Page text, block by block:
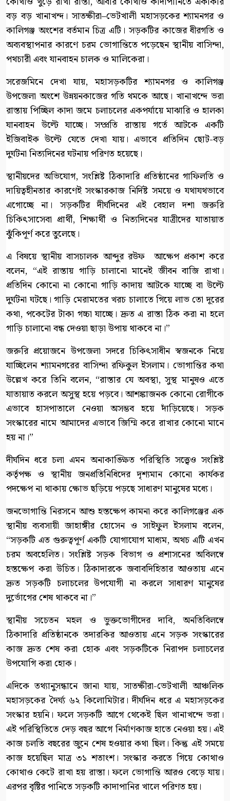
বড় বড় খানাখন্দ। সাতক্ষীরা–ভেটখালী মহাসড়কের শ্যামনগর ও
কালিগঞ্জ অংশের বর্তমান চিত্র এটি। সড়কটির কাজের ধীরগতি ও
অব্যবস্থাপনার কারণে চরম ভোগান্তিতে পড়েছেন স্থানীয় বাসিন্দা,
পথচারী এবং যানবাহন চালক ও মালিকেরা।
​সরেজমিনে দেখা যায়, মহাসড়কটির শ্যামনগর ও কালিগঞ্জ
উপজেলা অংশে উন্নয়নকাজের গতি থমকে আছে। খানাখন্দে ভরা
রাস্তায় পিচ্ছিল কাদা জমে চলাচলের একপর্যায়ে মাঝারি ও হালকা
যানবাহন উল্টে যাচ্ছে। সম্প্রতি রাস্তায় গর্তে আটকে একটি
ইজিবাইক উল্টে যেতে দেখা যায়। এভাবে প্রতিদিন ছোট-বড়
দুর্ঘটনা নিত্যদিনের ঘটনায় পরিণত হয়েছে।
​স্থানীয়দের অভিযোগ, সংশ্লিষ্ট ঠিকাদারি প্রতিষ্ঠানের গাফিলতি ও
দায়িত্বহীনতার কারণেই সংস্কারকাজ নির্দিষ্ট সময়ে ও যথাযথভাবে
এগোচ্ছে না। সড়কটির দীর্ঘদিনের এই বেহাল দশা জরুরি
চিকিৎসাসেবা প্রার্থী, শিক্ষার্থী ও নিত্যদিনের যাত্রীদের যাতায়াত
ঝুঁকিপূর্ণ করে তুলেছে।
​এ বিষয়ে স্থানীয় বাসচালক আব্দুর রউফ আক্ষেপ প্রকাশ করে
বলেন, “এই রাস্তায় গাড়ি চালানো মানেই জীবন বাজি রাখা।
প্রতিদিন কোনো না কোনো গাড়ি কাদায় আটকে যাচ্ছে বা উল্টে
দুর্ঘটনা ঘটছে। গাড়ি মেরামতের খরচ চালাতে গিয়ে লাভ তো দূরের
কথা, পকেটের টাকা গচ্চা যাচ্ছে। দ্রুত এ রাস্তা ঠিক করা না হলে
গাড়ি চালানো বন্ধ দেওয়া ছাড়া উপায় থাকবে না।”
​জরুরি প্রয়োজনে উপজেলা সদরে চিকিৎসাধীন স্বজনকে নিয়ে
যাচ্ছিলেন শ্যামনগরের বাসিন্দা রফিকুল ইসলাম। ভোগান্তির কথা
উল্লেখ করে তিনি বলেন, “রাস্তার যে অবস্থা, সুস্থ মানুষও এতে
যাতায়াত করলে অসুস্থ হয়ে পড়বে। আশঙ্কাজনক কোনো রোগীকে
এভাবে হাসপাতালে নেওয়া অসম্ভব হয়ে দাঁড়িয়েছে। সড়ক
সংস্কারের নামে আমাদের এভাবে জিম্মি করে রাখার কোনো মানে
হয় না।”
​দীর্ঘদিন ধরে চলা এমন অনাকাঙ্ক্ষিত পরিস্থিতি সত্ত্বেও সংশ্লিষ্ট
কর্তৃপক্ষ ও স্থানীয় জনপ্রতিনিধিদের দৃশ্যমান কোনো কার্যকর
পদক্ষেপ না থাকায় ক্ষোভ ছড়িয়ে পড়ছে সাধারণ মানুষের মধ্যে।
​জনভোগান্তি নিরসনে আশু হস্তক্ষেপ কামনা করে কালিগঞ্জের এক
স্থানীয় ব্যবসায়ী জাহাঙ্গীর হোসেন ও সাইফুল ইসলাম বলেন,
“সড়কটি এত গুরুত্বপূর্ণ একটি যোগাযোগ মাধ্যম, অথচ এটি এখন
চরম অবহেলিত। সংশ্লিষ্ট সড়ক বিভাগ ও প্রশাসনের অবিলম্বে
হস্তক্ষেপ করা উচিত। ঠিকাদারকে জবাবদিহিতার আওতায় এনে
দ্রুত সড়কটি চলাচলের উপযোগী না করলে সাধারণ মানুষের
দুর্ভোগের শেষ থাকবে না।”
​স্থানীয় সচেতন মহল ও ভুক্তভোগীদের দাবি, অনতিবিলম্বে
ঠিকাদারি প্রতিষ্ঠানকে তদারকির আওতায় এনে সড়ক সংস্কারের
কাজ দ্রুত শেষ করা হোক এবং সড়কটিকে নিরাপদ চলাচলের
উপযোগি করা হোক।
এদিকে তথ্যানুসন্ধানে জানা যায়, সাতক্ষীরা-ভেটখালী আঞ্চলিক
মহাসড়কের দৈর্ঘ্য ৬২ কিলোমিটার। দীর্ঘদিন ধরে এ মহাসড়কের
সংস্কার হয়নি। ফলে সড়কটি আগে থেকেই ছিল খানাখন্দে ভরা।
এই পরিস্থিতিতে দেড় বছর আগে নির্মাণকাজ হাতে নেওয়া হয়। এই
কাজ চলতি বছরের জুনে শেষ হওয়ার কথা ছিল। কিন্তু এই সময়ে
কাজ হয়েছিল মাত্র ৩১ শতাংশ। সংস্কার করতে গিয়ে কোথাও
কোথাও কেটে রাখা হয় রাস্তা। ফলে ভোগান্তি আরও বেড়ে যায়।
এরপর বৃষ্টির পানিতে সড়কটি কাদাপানির খালে পরিণত হয়।